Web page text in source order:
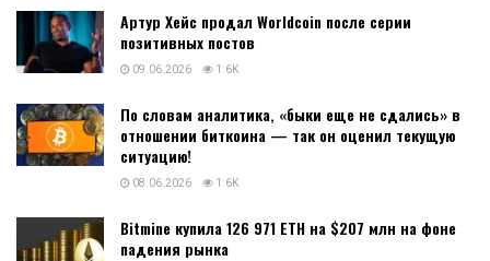
Артур Хейс продал Worldcoin после серии
позитивных постов
09.06.2026 1.6K
По словам аналитика, «быки еще не сдались» в
отношении биткоина — так он оценил текущую
ситуацию!
08.06.2026 1.6K
Bitmine купила 126 971 ETH на $207 млн на фоне
падения рынка